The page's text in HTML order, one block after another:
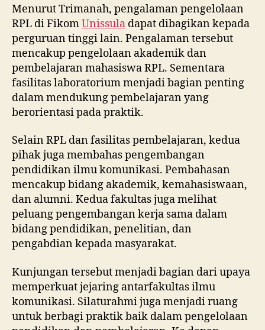
Menurut Trimanah, pengalaman pengelolaan
RPL di FikomUnissula dapat dibagikan kepada
perguruan tinggi lain. Pengalaman tersebut
mencakup pengelolaan akademik dan
pembelajaran mahasiswa RPL. Sementara
fasilitas laboratorium menjadi bagian penting
dalam mendukung pembelajaran yang
berorientasi pada praktik.
Selain RPL dan fasilitas pembelajaran, kedua
pihak juga membahas pengembangan
pendidikan ilmu komunikasi. Pembahasan
mencakup bidang akademik, kemahasiswaan,
dan alumni. Kedua fakultas juga melihat
peluang pengembangan kerja sama dalam
bidang pendidikan, penelitian, dan
pengabdian kepada masyarakat.
Kunjungan tersebut menjadi bagian dari upaya
memperkuat jejaring antarfakultas ilmu
komunikasi. Silaturahmi juga menjadi ruang
untuk berbagi praktik baik dalam pengelolaan